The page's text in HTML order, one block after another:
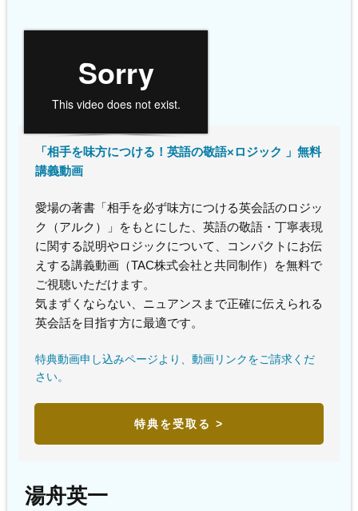
「相手を味方につける！英語の敬語×ロジック 」無料
講義動画
愛場の著書「相手を必ず味方につける英会話のロジッ
ク（アルク）」をもとにした、英語の敬語・丁寧表現
に関する説明やロジックについて、コンパクトにお伝
えする講義動画（TAC株式会社と共同制作）を無料で
ご視聴いただけます。
気まずくならない、ニュアンスまで正確に伝えられる
英会話を目指す方に最適です。
特典動画申し込みページより、動画リンクをご請求くだ
さい。
特典を受取る >
湯舟英一